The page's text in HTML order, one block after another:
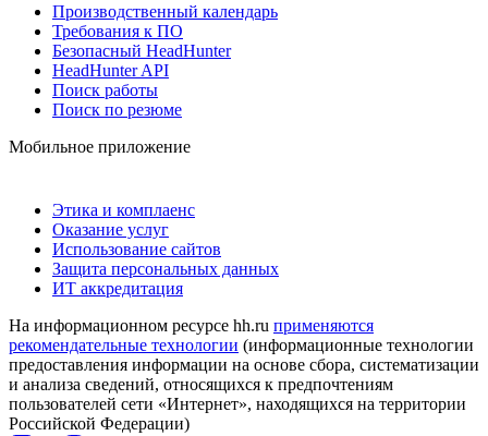
Производственный календарь
Требования к ПО
Безопасный HeadHunter
HeadHunter API
Поиск работы
Поиск по резюме
Мобильное приложение
Этика и комплаенс
Оказание услуг
Использование сайтов
Защита персональных данных
ИТ аккредитация
На информационном ресурсе hh.ru применяются
рекомендательные технологии (информационные технологии
предоставления информации на основе сбора, систематизации
и анализа сведений, относящихся к предпочтениям
пользователей сети «Интернет», находящихся на территории
Российской Федерации)